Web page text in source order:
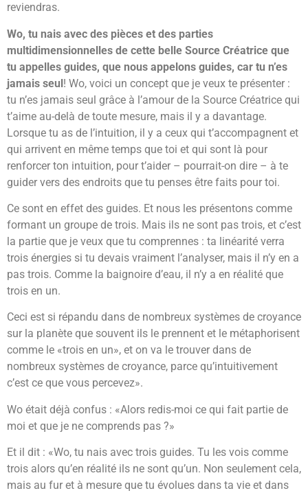
reviendras.
Wo, tu nais avec des pièces et des parties
multidimensionnelles de cette belle Source Créatrice que
tu appelles guides, que nous appelons guides, car tu n’es
jamais seul! Wo, voici un concept que je veux te présenter :
tu n’es jamais seul grâce à l’amour de la Source Créatrice qui
t’aime au-delà de toute mesure, mais il y a davantage.
Lorsque tu as de l’intuition, il y a ceux qui t’accompagnent et
qui arrivent en même temps que toi et qui sont là pour
renforcer ton intuition, pour t’aider – pourrait-on dire – à te
guider vers des endroits que tu penses être faits pour toi.
Ce sont en effet des guides. Et nous les présentons comme
formant un groupe de trois. Mais ils ne sont pas trois, et c’est
la partie que je veux que tu comprennes : ta linéarité verra
trois énergies si tu devais vraiment l’analyser, mais il n’y en a
pas trois. Comme la baignoire d’eau, il n’y a en réalité que
trois en un.
Ceci est si répandu dans de nombreux systèmes de croyance
sur la planète que souvent ils le prennent et le métaphorisent
comme le «trois en un», et on va le trouver dans de
nombreux systèmes de croyance, parce qu’intuitivement
c’est ce que vous percevez».
Wo était déjà confus : «Alors redis-moi ce qui fait partie de
moi et que je ne comprends pas ?»
Et il dit : «Wo, tu nais avec trois guides. Tu les vois comme
trois alors qu’en réalité ils ne sont qu’un. Non seulement cela,
mais au fur et à mesure que tu évolues dans ta vie et dans